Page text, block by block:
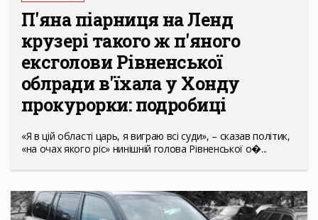
П'яна піарниця на Ленд
крузері такого ж п'яного
ексголови Рівненської
облради в'їхала у Хонду
прокурорки: подробиці
«Я в цій області царь, я виграю всі суди», – сказав політик,
«на очах якого ріс» нинішній голова Рівненської о�...